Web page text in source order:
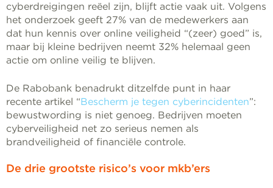
cyberdreigingen reëel zijn, blijft actie vaak uit. Volgens
het onderzoek geeft 27% van de medewerkers aan
dat hun kennis over online veiligheid “(zeer) goed” is,
maar bij kleine bedrijven neemt 32% helemaal geen
actie om online veilig te blijven.
De Rabobank benadrukt ditzelfde punt in haar
recente artikel “Bescherm je tegen cyberincidenten”:
bewustwording is niet genoeg. Bedrijven moeten
cyberveiligheid net zo serieus nemen als
brandveiligheid of financiële controle.
De drie grootste risico’s voor mkb’ers